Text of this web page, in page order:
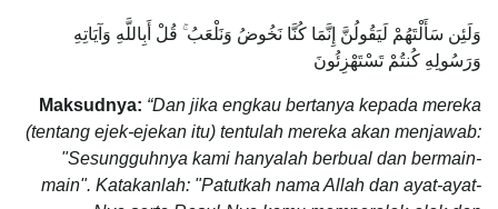
وَلَئِن سَأَلْتَهُمْ لَيَقُولُنَّ إِنَّمَا كُنَّا نَخُوضُ وَنَلْعَبُ ۚ قُلْ أَبِاللَّهِ وَآيَاتِهِ
وَرَسُولِهِ كُنتُمْ تَسْتَهْزِئُونَ ‎
Maksudnya: “Dan jika engkau bertanya kepada mereka
(tentang ejek-ejekan itu) tentulah mereka akan menjawab:
"Sesungguhnya kami hanyalah berbual dan bermain-
main". Katakanlah: "Patutkah nama Allah dan ayat-ayat-